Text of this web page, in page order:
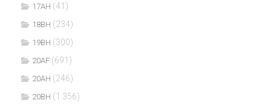
17AH (41)
18BH (234)
19BH (300)
20AF (691)
20AH (246)
20BH (1.356)